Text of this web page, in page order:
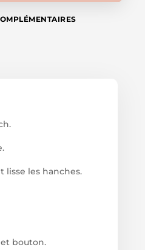
lisse les hanches.
bouton.